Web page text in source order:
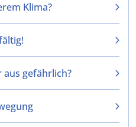
Klima?
aus gefährlich?